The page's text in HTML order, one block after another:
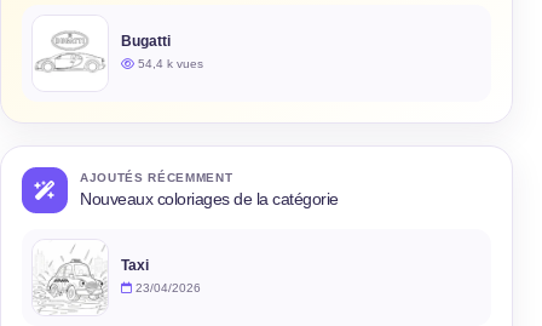
Bugatti
54,4 k vues
AJOUTÉS RÉCEMMENT
Nouveaux coloriages de la catégorie
Taxi
23/04/2026